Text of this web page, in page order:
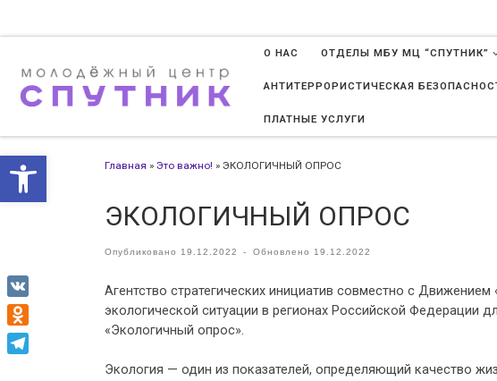
Открыть панель инструментов
О НАС ОТДЕЛЫ МБУ МЦ “СПУТНИК”
АНТИТЕРРОРИСТИЧЕСКАЯ
ПЛАТНЫЕ УСЛУГИ
Главная » Это важно! » ЭКОЛОГИЧНЫЙ ОПРОС
ЭКОЛОГИЧНЫЙ ОПРОС
Опубликовано 19.12.2022 - Обновлено 19.12.2022
Агентство стратегических инициатив совместно с
экологической ситуации в регионах Российской Федерации
«Экологичный опрос».
Экология — один из показателей, определяющий качество
VK
Odnoklassniki